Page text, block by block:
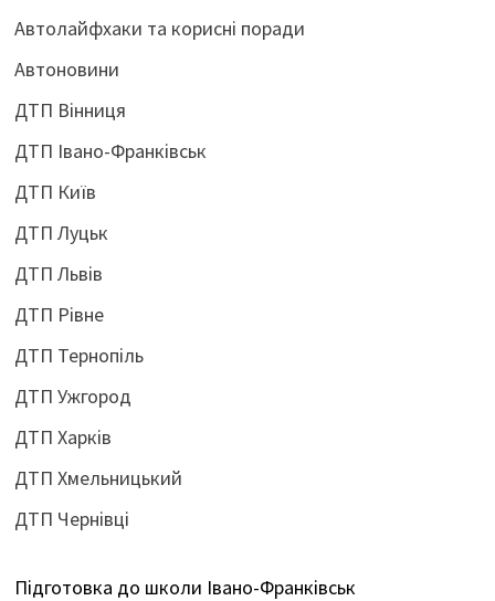
Автолайфхаки та корисні поради
Автоновини
ДТП Вінниця
ДТП Івано-Франківськ
ДТП Київ
ДТП Луцьк
ДТП Львів
ДТП Рівне
ДТП Тернопіль
ДТП Ужгород
ДТП Харків
ДТП Хмельницький
ДТП Чернівці
Підготовка до школи Івано-Франківськ